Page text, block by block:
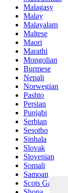
Malagasy
Malay
Malayalam
Maltese
Maori
Marathi
Mongolian
Burmese
Nepali
Norwegian
Pashto
Persian
Punjabi
Serbian
Sesotho
Sinhala
Slovak
Slovenian
Somali
Samoan
Scots Gaelic